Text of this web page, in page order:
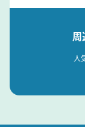
周
人